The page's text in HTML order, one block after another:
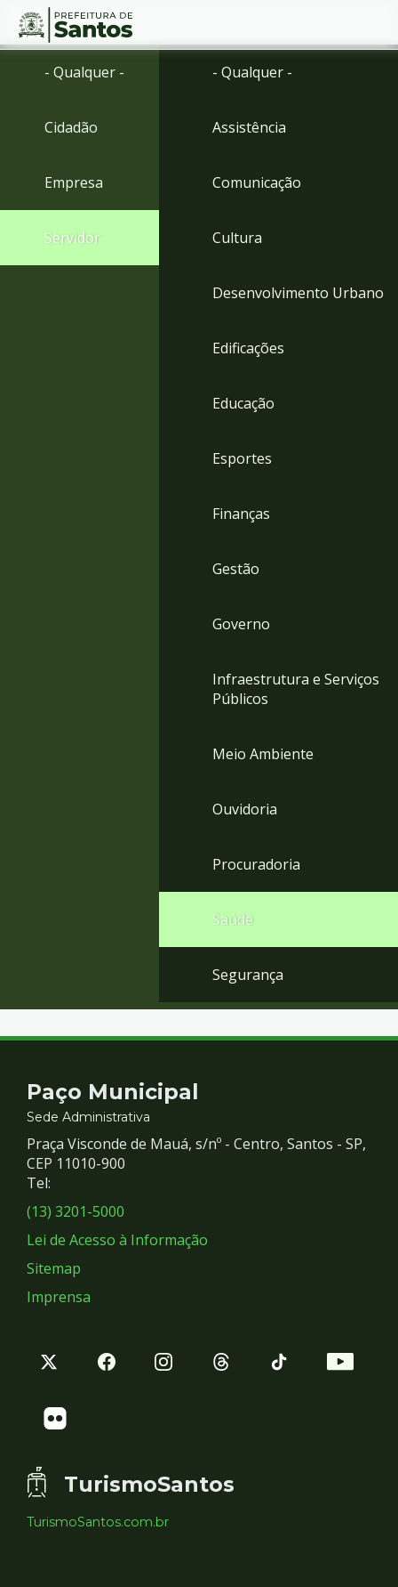
Ir
menu
para
Conteúdo
- Qualquer -
Cidadão
Empresa
Servidor
- Qualquer -
Assistência
Comunicação
Cultura
Desenvolvimento Urbano
Edificações
Educação
Esportes
Finanças
Gestão
Governo
Infraestrutura e Serviços
Públicos
Meio Ambiente
Ouvidoria
Procuradoria
Saúde
Segurança
Contato
e
Redes
Sociais
Paço Municipal
Sede Administrativa
Praça Visconde de Mauá, s/nº - Centro, Santos - SP,
CEP 11010-900
Tel:
(13) 3201-5000
Lei de Acesso à Informação
Sitemap
Imprensa
TurismoSantos
TurismoSantos.com.br